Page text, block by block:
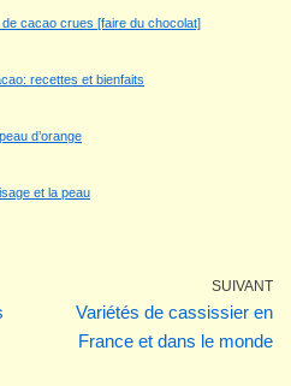
cacao crues [faire du chocolat]
recettes et bienfaits
d’orange
et la peau
SUIVANT
Variétés de cassissier en
France et dans le monde